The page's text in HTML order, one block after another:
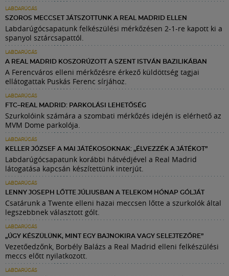
LABDARÚGÁS
SZOROS MECCSET JÁTSZOTTUNK A REAL MADRID ELLEN
Labdarúgócsapatunk felkészülési mérkőzésen 2-1-re kapott ki a
spanyol sztárcsapattól.
LABDARÚGÁS
A REAL MADRID KOSZORÚZOTT A SZENT ISTVÁN BAZILIKÁBAN
A Ferencváros elleni mérkőzésre érkező küldöttség tagjai
ellátogattak Puskás Ferenc sírjához.
LABDARÚGÁS
FTC–REAL MADRID: PARKOLÁSI LEHETŐSÉG
Szurkolóink számára a szombati mérkőzés idején is elérhető az
MVM Dome parkolója.
LABDARÚGÁS
KELLER JÓZSEF A MAI JÁTÉKOSOKNAK: „ÉLVEZZÉK A JÁTÉKOT”
Labdarúgócsapatunk korábbi hátvédjével a Real Madrid
látogatása kapcsán készítettünk interjút.
LABDARÚGÁS
LENNY JOSEPH LŐTTE JÚLIUSBAN A TELEKOM HÓNAP GÓLJÁT
Csatárunk a Twente elleni hazai meccsen lőtte a szurkolók által
legszebbnek választott gólt.
LABDARÚGÁS
„ÚGY KÉSZÜLÜNK, MINT EGY BAJNOKIRA VAGY SELEJTEZŐRE”
Vezetőedzőnk, Borbély Balázs a Real Madrid elleni felkészülési
meccs előtt nyilatkozott.
LABDARÚGÁS